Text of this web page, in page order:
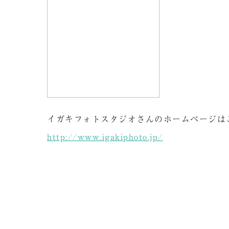
イガキフォトスタジオさんのホームページは
http://www.igakiphoto.jp/